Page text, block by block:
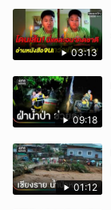
03:13
09:18
01:12